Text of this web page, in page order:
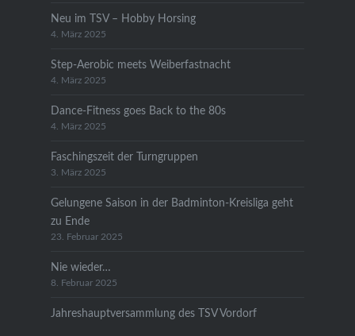
Neu im TSV – Hobby Horsing
4. März 2025
Step-Aerobic meets Weiberfastnacht
4. März 2025
Dance-Fitness goes Back to the 80s
4. März 2025
Faschingszeit der Turngruppen
3. März 2025
Gelungene Saison in der Badminton-Kreisliga geht
zu Ende
23. Februar 2025
Nie wieder…
8. Februar 2025
Jahreshauptversammlung des TSV Vordorf